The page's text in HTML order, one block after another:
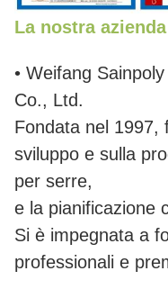
La nostra azienda
• Weifang
Co., Ltd.
Fondata nel 1997,
sviluppo e sulla
per serre,
e la pianificazione
Si è impegnata a
professionali e